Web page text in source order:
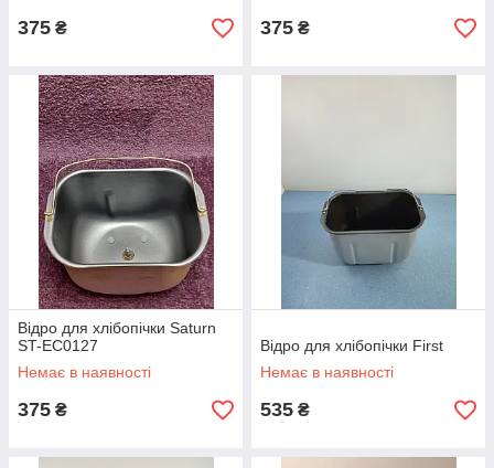
375 ₴ 375 ₴
Відро для хлібопічки Saturn
ST-EC0127
Немає в наявності
375 ₴
Відро для хлібопічки First
Немає в наявності
535 ₴